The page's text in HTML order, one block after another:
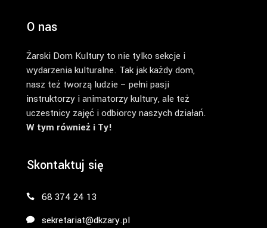
O nas
Żarski Dom Kultury to nie tylko sekcje i
wydarzenia kulturalne. Tak jak każdy dom,
nasz też tworzą ludzie – pełni pasji
instruktorzy i animatorzy kultury, ale też
uczestnicy zajęć i odbiorcy naszych działań.
W tym również i Ty!
Skontaktuj się
68 374 24 13
sekretariat@dkzary.pl